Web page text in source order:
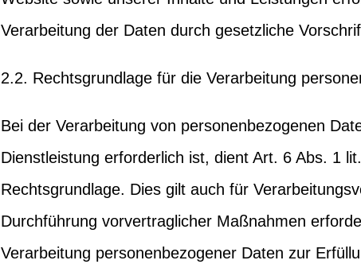
Verarbeitung der Daten durch gesetzliche
2.2. Rechtsgrundlage für die Verarbeitung
Bei der Verarbeitung von personenbezogenen
Dienstleistung erforderlich ist, dient Art. 6 Abs. 1
Rechtsgrundlage. Dies gilt auch für
Durchführung vorvertraglicher Maßnahmen
Verarbeitung personenbezogener Daten zur